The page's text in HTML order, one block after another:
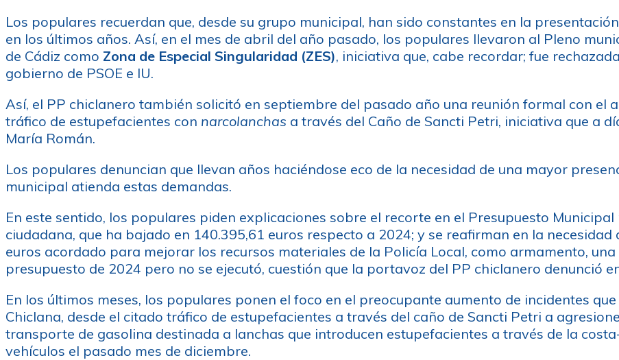
Los populares recuerdan que, desde su grupo municipal, han sido constantes en la
en los últimos años. Así, en el mes de abril del año pasado, los populares llevaron al Pleno
de Cádiz como Zona de Especial Singularidad (ZES), iniciativa que, cabe recordar; fue
gobierno de PSOE e IU.
Así, el PP chiclanero también solicitó en septiembre del pasado año una reunión formal con
tráfico de estupefacientes con narcolanchas a través del Caño de Sancti Petri, iniciativa que a
María Román.
Los populares denuncian que llevan años haciéndose eco de la necesidad de una mayor
municipal atienda estas demandas.
En este sentido, los populares piden explicaciones sobre el recorte en el Presupuesto
ciudadana, que ha bajado en 140.395,61 euros respecto a 2024; y se reafirman en la
euros acordado para mejorar los recursos materiales de la Policía Local, como armamento,
presupuesto de 2024 pero no se ejecutó, cuestión que la portavoz del PP chiclanero denunció
En los últimos meses, los populares ponen el foco en el preocupante aumento de incidentes
Chiclana, desde el citado tráfico de estupefacientes a través del caño de Sancti Petri a
transporte de gasolina destinada a lanchas que introducen estupefacientes a través de la
vehículos el pasado mes de diciembre.